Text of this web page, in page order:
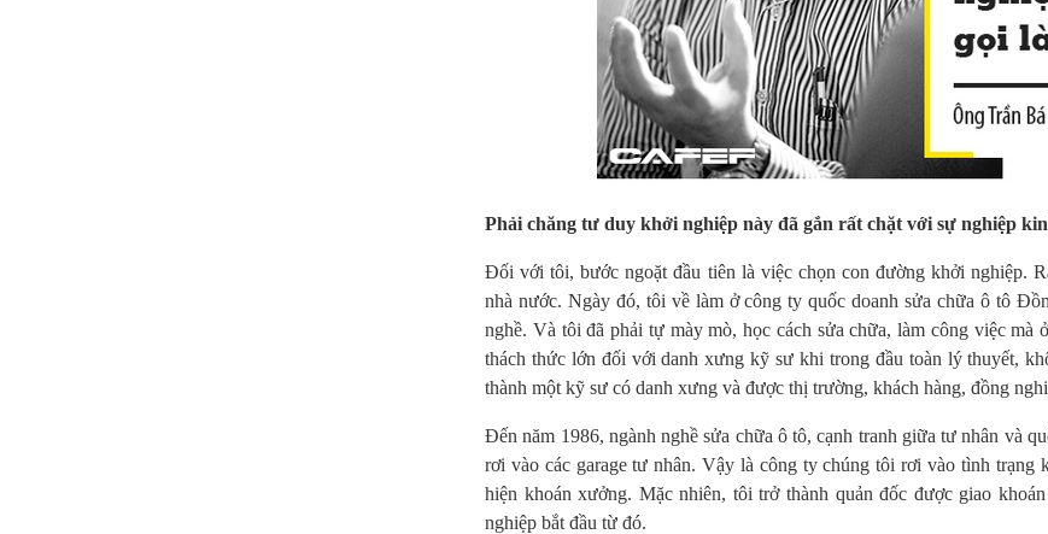
Phải chăng tư duy khởi nghiệp này đã gắn rất chặt với sự nghiệp
Đối với tôi, bước ngoặt đầu tiên là việc chọn con đường khởi nghiệp.
nhà nước. Ngày đó, tôi về làm ở công ty quốc doanh sửa chữa ô tô
nghề. Và tôi đã phải tự mày mò, học cách sửa chữa, làm công việc
thách thức lớn đối với danh xưng kỹ sư khi trong đầu toàn lý thuyết,
thành một kỹ sư có danh xưng và được thị trường, khách hàng, đồng
Đến năm 1986, ngành nghề sửa chữa ô tô, cạnh tranh giữa tư nhân và
rơi vào các garage tư nhân. Vậy là công ty chúng tôi rơi vào tình trạng
hiện khoán xưởng. Mặc nhiên, tôi trở thành quản đốc được giao
nghiệp bắt đầu từ đó.